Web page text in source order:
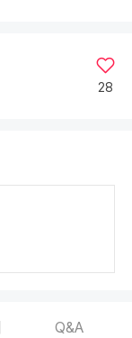
28
Q&A